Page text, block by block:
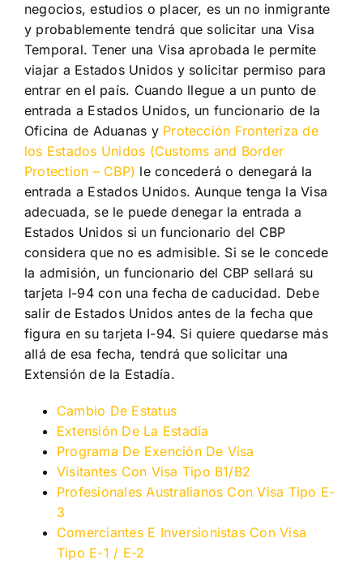
negocios, estudios o placer, es un no inmigrante
y probablemente tendrá que solicitar una Visa
Temporal. Tener una Visa aprobada le permite
viajar a Estados Unidos y solicitar permiso para
entrar en el país. Cuando llegue a un punto de
entrada a Estados Unidos, un funcionario de la
Oficina de Aduanas y Protección Fronteriza de
los Estados Unidos (Customs and Border
Protection – CBP) le concederá o denegará la
entrada a Estados Unidos. Aunque tenga la Visa
adecuada, se le puede denegar la entrada a
Estados Unidos si un funcionario del CBP
considera que no es admisible. Si se le concede
la admisión, un funcionario del CBP sellará su
tarjeta I-94 con una fecha de caducidad. Debe
salir de Estados Unidos antes de la fecha que
figura en su tarjeta I-94. Si quiere quedarse más
allá de esa fecha, tendrá que solicitar una
Extensión de la Estadía.
Cambio De Estatus
Extensión De La Estadía
Programa De Exención De Visa
Visitantes Con Visa Tipo B1/B2
Profesionales Australianos Con Visa Tipo E-
3
Comerciantes E Inversionistas Con Visa
Tipo E-1 / E-2